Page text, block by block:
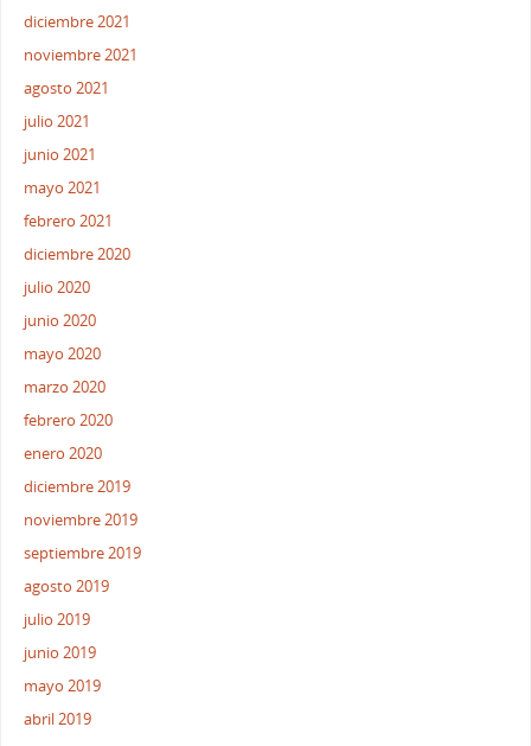
diciembre 2021
noviembre 2021
agosto 2021
julio 2021
junio 2021
mayo 2021
febrero 2021
diciembre 2020
julio 2020
junio 2020
mayo 2020
marzo 2020
febrero 2020
enero 2020
diciembre 2019
noviembre 2019
septiembre 2019
agosto 2019
julio 2019
junio 2019
mayo 2019
abril 2019